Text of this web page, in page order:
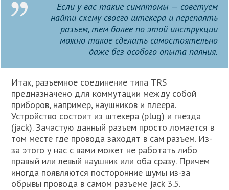
Если у вас такие симптомы — советуем
найти схему своего штекера и перепаять
разъем, тем более по этой инструкции
можно такое сделать самостоятельно
даже без особого опыта паяния.
Итак, разъемное соединение типа TRS
предназначено для коммутации между собой
приборов, например, наушников и плеера.
Устройство состоит из штекера (plug) и гнезда
(jack). Зачастую данный разъем просто ломается в
том месте где провода заходят в сам разъем. Из-
за этого у нас с вами может не работать либо
правый или левый наушник или оба сразу. Причем
иногда появляются посторонние шумы из-за
обрывы провода в самом разъеме jack 3.5.